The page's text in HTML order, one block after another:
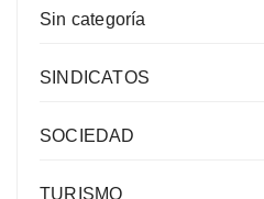
Sin categoría
SINDICATOS
SOCIEDAD
TURISMO